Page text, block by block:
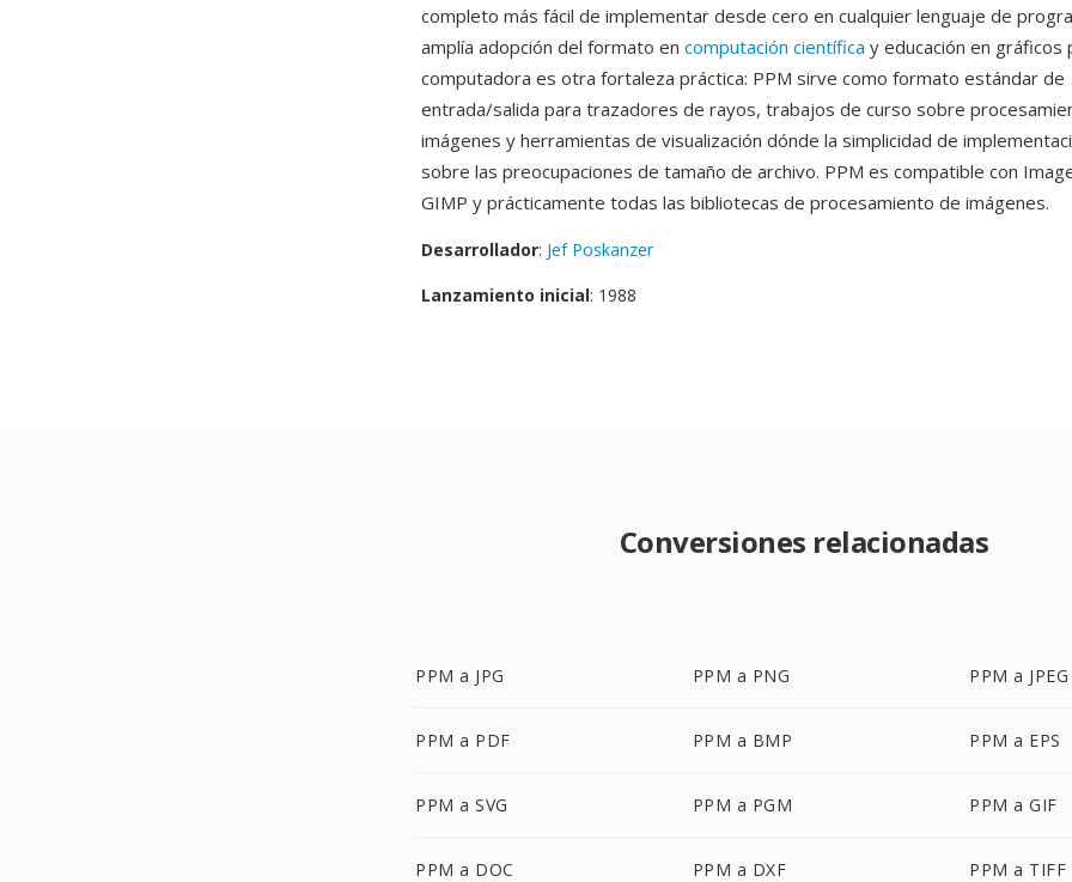
completo más fácil de implementar desde cero en cualquier lenguaje de
amplía adopción del formato en computación científica y educación en gráficos
computadora es otra fortaleza práctica: PPM sirve como formato estándar de
entrada/salida para trazadores de rayos, trabajos de curso sobre
imágenes y herramientas de visualización dónde la simplicidad de
sobre las preocupaciones de tamaño de archivo. PPM es compatible con
GIMP y prácticamente todas las bibliotecas de procesamiento de imágenes.
Desarrollador: Jef Poskanzer
Lanzamiento inicial: 1988
Conversiones relacionadas
PPM a JPG PPM a PNG PPM a JPEG
PPM a PDF PPM a BMP PPM a EPS
PPM a SVG PPM a PGM PPM a GIF
PPM a DOC PPM a DXF PPM a TIFF